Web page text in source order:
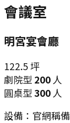
會議室
明宮宴會廳
122.5坪
劇院型 200人
圓桌型300人
設備： 官網稱